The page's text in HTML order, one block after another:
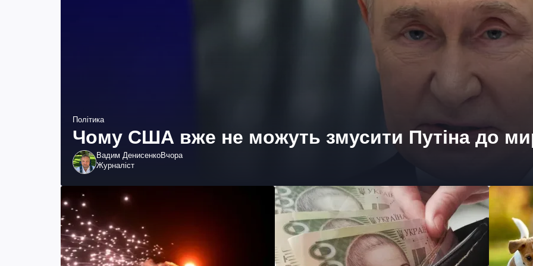
Політика
Чому США вже не можуть змусити Путіна до
Вадим ДенисенкоВчора
Журналіст